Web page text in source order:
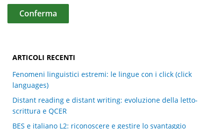
ARTICOLI RECENTI
Fenomeni linguistici estremi: le lingue con i click (click
languages)
Distant reading e distant writing: evoluzione della letto-
scrittura e QCER
BES e italiano L2: riconoscere e gestire lo svantaggio